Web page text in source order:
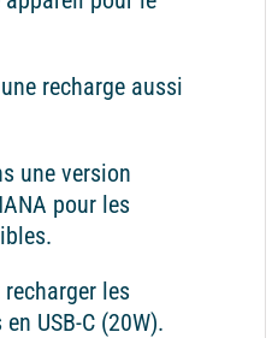
recharge aussi
une version
pour les
les
USB-C (20W).